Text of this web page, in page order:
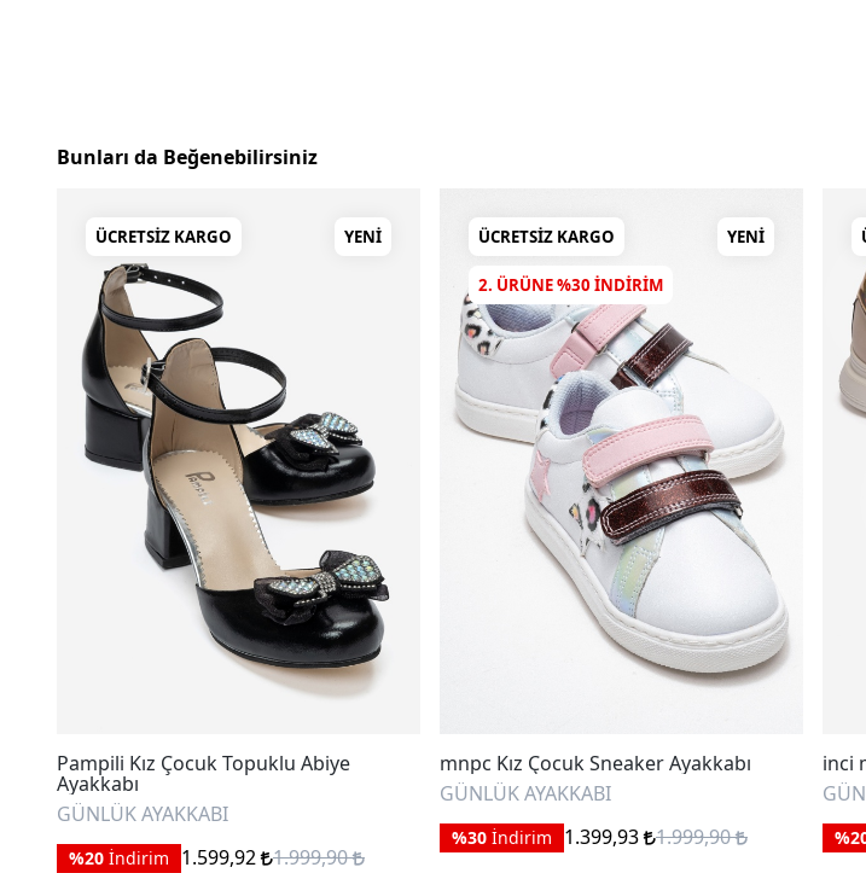
Bunları da Beğenebilirsiniz
ÜCRETSIZ KARGO YENI
Pampili Kız Çocuk Topuklu Abiye
Ayakkabı
GÜNLÜK AYAKKABI
%20 İndirim 1.599,92 1.999,90
ÜCRETSIZ KARGO YENI
2. ÜRÜNE %30 INDIRIM
mnpc Kız Çocuk Sneaker Ayakkabı
GÜNLÜK AYAKKABI
%30 İndirim 1.399,93 1.999,90
inci